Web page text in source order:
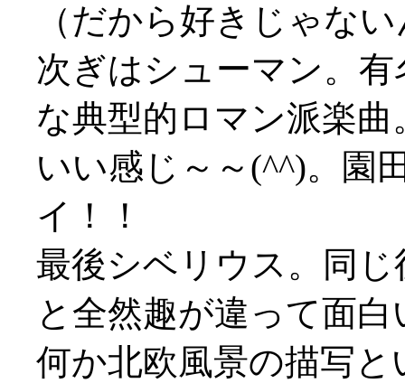
（だから好きじゃな
次ぎはシューマン。
な典型的ロマン派楽曲
いい感じ～～(^^)。園
イ！！
最後シベリウス。同
と全然趣が違って面
何か北欧風景の描写